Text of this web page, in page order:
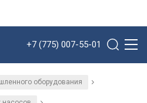
+7 (775) 007-55-01
оборудования /